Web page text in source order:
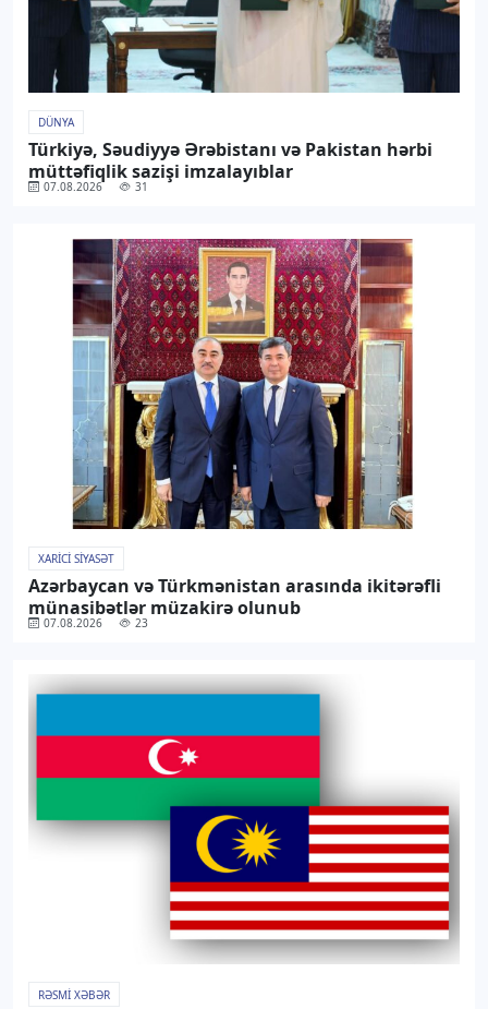
DÜNYA
Türkiyə, Səudiyyə Ərəbistanı və Pakistan hərbi
müttəfiqlik sazişi imzalayıblar
07.08.2026 31
XARICI SIYASƏT
Azərbaycan və Türkmənistan arasında ikitərəfli
münasibətlər müzakirə olunub
07.08.2026 23
RƏSMI XƏBƏR